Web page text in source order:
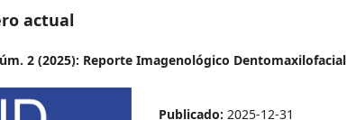
actual
2 (2025): Reporte Imagenológico Dentomaxilofacial
Publicado: 2025-12-31